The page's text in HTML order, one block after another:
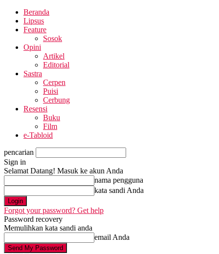
Beranda
Lipsus
Feature
Sosok
Opini
Artikel
Editorial
Sastra
Cerpen
Puisi
Cerbung
Resensi
Buku
Film
e-Tabloid
pencarian
Sign in
Selamat Datang! Masuk ke akun Anda
nama pengguna
kata sandi Anda
Forgot your password? Get help
Password recovery
Memulihkan kata sandi anda
email Anda